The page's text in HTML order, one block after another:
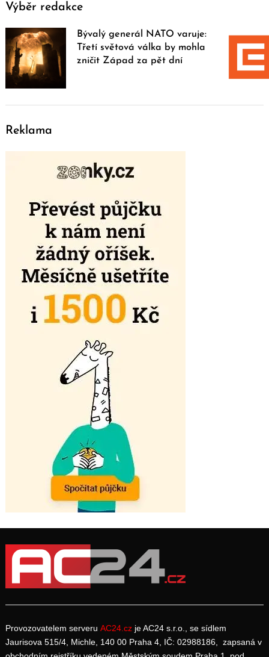
Výběr redakce
Bývalý generál NATO varuje:
Třetí světová válka by mohla
zničit Západ za pět dní
Reklama
Provozovatelem serveru AC24.cz je AC24 s.r.o., se sídlem
Jaurisova 515/4, Michle, 140 00 Praha 4, IČ: 02988186, zapsaná v